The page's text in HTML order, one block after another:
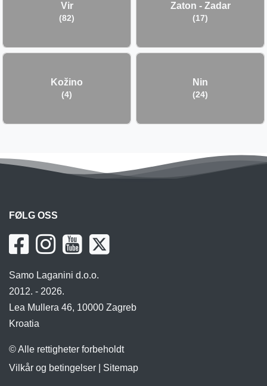
Vir
(82)
Zaton - Zadar
(17)
Kožino
(4)
Nin
(24)
FØLG OSS
Samo Laganini d.o.o.
2012. - 2026.
Lea Mullera 46, 10000 Zagreb
Kroatia
© Alle rettigheter forbeholdt
Vilkår og betingelser
Sitemap